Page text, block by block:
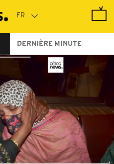
DERNIÈRE MINUTE